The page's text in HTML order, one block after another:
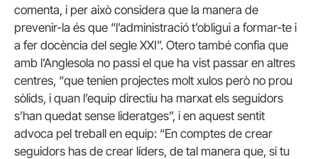
comenta, i per això considera que la manera de
prevenir-la és que “l’administració t’obligui a formar-te i
a fer docència del segle XXI”. Otero també confia que
amb l’Anglesola no passi el que ha vist passar en altres
centres, “que tenien projectes molt xulos però no prou
sòlids, i quan l’equip directiu ha marxat els seguidors
s’han quedat sense lideratges”, i en aquest sentit
advoca pel treball en equip: “En comptes de crear
seguidors has de crear líders, de tal manera que, si tu